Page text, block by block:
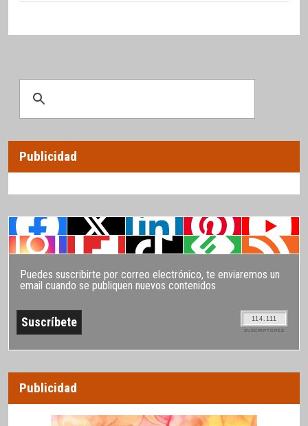
Publicidad
Puedes suscribirte por correo electrónico, te enviaremos un
email cuando se publiquen nuevos contenidos
114.111
SUSCRIPTORES
Publicidad